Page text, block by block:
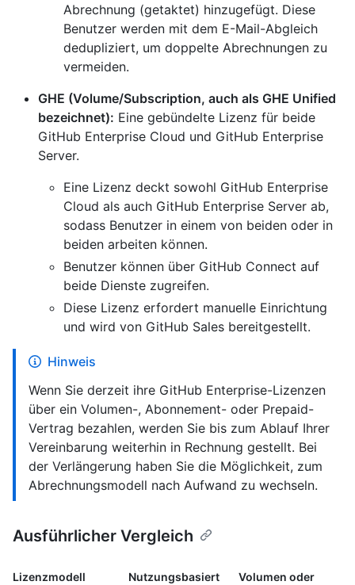
Abrechnung (getaktet) hinzugefügt. Diese
Benutzer werden mit dem E-Mail-Abgleich
dedupliziert, um doppelte Abrechnungen zu
vermeiden.
GHE (Volume/Subscription, auch als GHE Unified
bezeichnet): Eine gebündelte Lizenz für beide
GitHub Enterprise Cloud und GitHub Enterprise
Server.
Eine Lizenz deckt sowohl GitHub Enterprise
Cloud als auch GitHub Enterprise Server ab,
sodass Benutzer in einem von beiden oder in
beiden arbeiten können.
Benutzer können über GitHub Connect auf
beide Dienste zugreifen.
Diese Lizenz erfordert manuelle Einrichtung
und wird von GitHub Sales bereitgestellt.
Hinweis
Wenn Sie derzeit ihre GitHub Enterprise-Lizenzen
über ein Volumen-, Abonnement- oder Prepaid-
Vertrag bezahlen, werden Sie bis zum Ablauf Ihrer
Vereinbarung weiterhin in Rechnung gestellt. Bei
der Verlängerung haben Sie die Möglichkeit, zum
Abrechnungsmodell nach Aufwand zu wechseln.
Ausführlicher Vergleich
Lizenzmodell Nutzungsbasiert
Volumen oder